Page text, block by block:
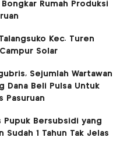
Rumah Produksi
Kec. Turen
Solar
Sejumlah Wartawan
Dana Beli Pulsa Untuk
Pasuruan
Pupuk Bersubsidi yang
Sudah 1 Tahun Tak Jelas